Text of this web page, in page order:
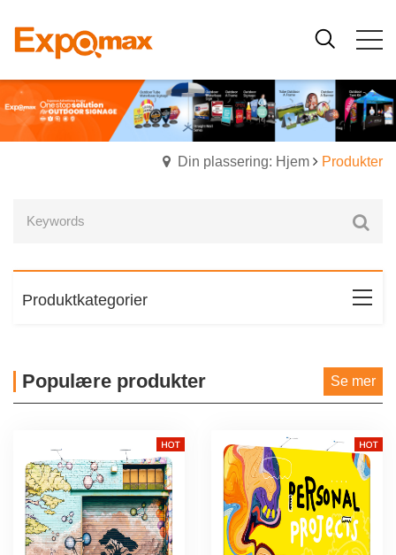
Din plassering: Hjem Produkter
Produktkategorier
Populære produkter Se mer